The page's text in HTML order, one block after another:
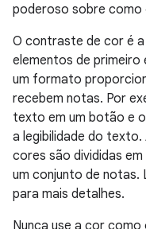
poderoso sobre como
O contraste de cor é
elementos de primeiro
um formato
recebem notas. Por
texto em um botão e
a legibilidade do
cores são divididas
um conjunto de notas.
para mais detalhes.